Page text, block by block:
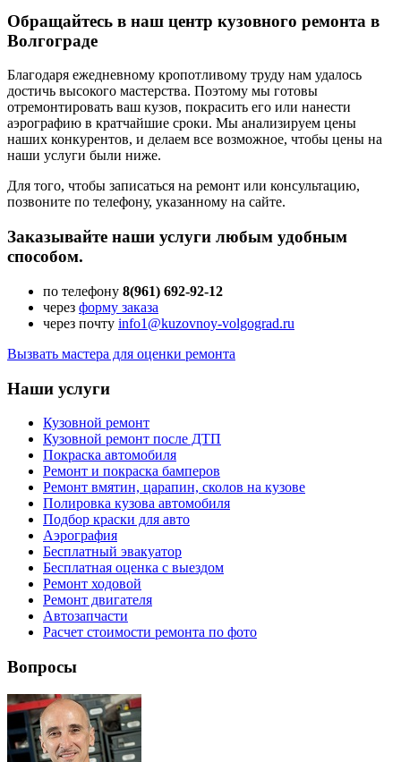
Обращайтесь в наш центр кузовного ремонта в
Волгограде
Благодаря ежедневному кропотливому труду нам удалось
достичь высокого мастерства. Поэтому мы готовы
отремонтировать ваш кузов, покрасить его или нанести
аэрографию в кратчайшие сроки. Мы анализируем цены
наших конкурентов, и делаем все возможное, чтобы цены на
наши услуги были ниже.
Для того, чтобы записаться на ремонт или консультацию,
позвоните по телефону, указанному на сайте.
Заказывайте наши услуги любым удобным
способом.
по телефону 8(961) 692-92-12
через форму заказа
через почту info1@kuzovnoy-volgograd.ru
Вызвать мастера для оценки ремонта
Наши услуги
Кузовной ремонт
Кузовной ремонт после ДТП
Покраска автомобиля
Ремонт и покраска бамперов
Ремонт вмятин, царапин, сколов на кузове
Полировка кузова автомобиля
Подбор краски для авто
Аэрография
Бесплатный эвакуатор
Бесплатная оценка с выездом
Ремонт ходовой
Ремонт двигателя
Автозапчасти
Расчет стоимости ремонта по фото
Вопросы